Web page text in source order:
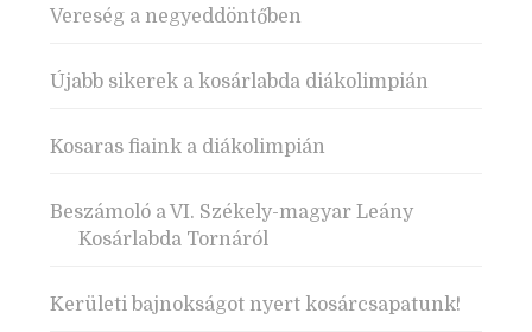
Vereség a negyeddöntőben
Újabb sikerek a kosárlabda diákolimpián
Kosaras fiaink a diákolimpián
Beszámoló a VI. Székely-magyar Leány
Kosárlabda Tornáról
Kerületi bajnokságot nyert kosárcsapatunk!